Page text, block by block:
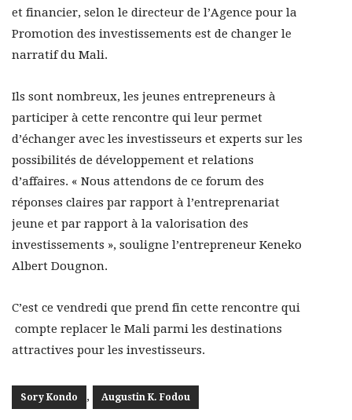
et financier, selon le directeur de l’Agence pour la
Promotion des investissements est de changer le
narratif du Mali.
Ils sont nombreux, les jeunes entrepreneurs à
participer à cette rencontre qui leur permet
d’échanger avec les investisseurs et experts sur les
possibilités de développement et relations
d’affaires. « Nous attendons de ce forum des
réponses claires par rapport à l’entreprenariat
jeune et par rapport à la valorisation des
investissements », souligne l’entrepreneur Keneko
Albert Dougnon.
C’est ce vendredi que prend fin cette rencontre qui
compte replacer le Mali parmi les destinations
attractives pour les investisseurs.
Sory Kondo , Augustin K. Fodou